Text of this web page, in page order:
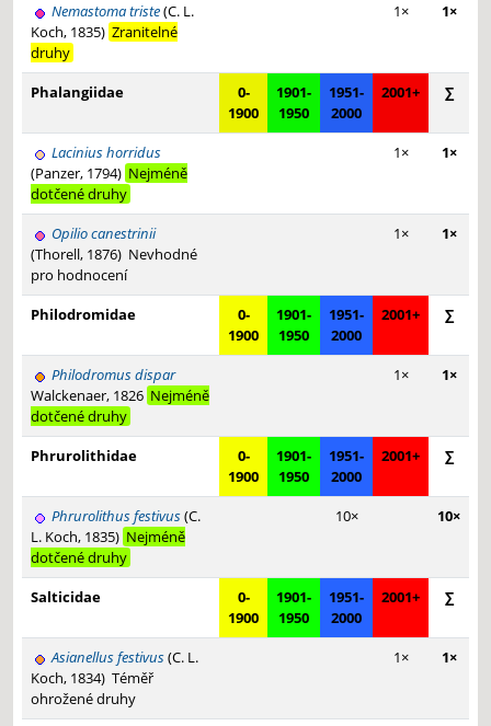
Nemastoma triste(C. L.
Koch, 1835) Zranitelné
druhy
1× 1×
Phalangiidae
0-
1900
1901-
1950
1951-
2000
2001+ ∑
Lacinius horridus
(Panzer, 1794) Nejméně
dotčené druhy
1× 1×
Opilio canestrinii
(Thorell, 1876) Nevhodné
pro hodnocení
1× 1×
Philodromidae
0-
1900
1901-
1950
1951-
2000
2001+ ∑
Philodromus dispar
Walckenaer, 1826 Nejméně
dotčené druhy
1× 1×
Phrurolithidae
0-
1900
1901-
1950
1951-
2000
2001+ ∑
Phrurolithus festivus(C.
L. Koch, 1835) Nejméně
dotčené druhy
10× 10×
Salticidae
0-
1900
1901-
1950
1951-
2000
2001+ ∑
Asianellus festivus(C. L.
Koch, 1834) Téměř
ohrožené druhy
1× 1×